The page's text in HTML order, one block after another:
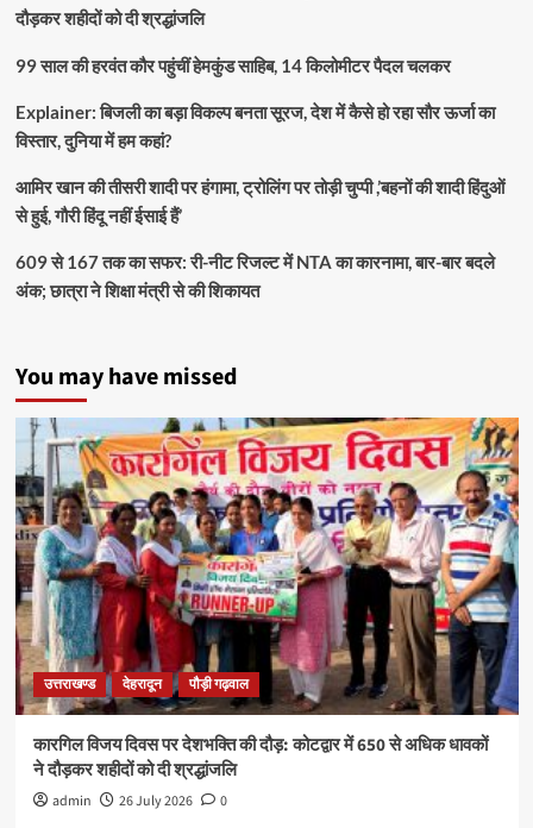
दौड़कर शहीदों को दी श्रद्धांजलि
99 साल की हरवंत कौर पहुंचीं हेमकुंड साहिब, 14 किलोमीटर पैदल चलकर
Explainer: बिजली का बड़ा विकल्प बनता सूरज, देश में कैसे हो रहा सौर ऊर्जा का
विस्तार, दुनिया में हम कहां?
आमिर खान की तीसरी शादी पर हंगामा, ट्रोलिंग पर तोड़ी चुप्पी ,’बहनों की शादी हिंदुओं
से हुई, गौरी हिंदू नहीं ईसाई हैं’
609 से 167 तक का सफर: री-नीट रिजल्ट में NTA का कारनामा, बार-बार बदले
अंक; छात्रा ने शिक्षा मंत्री से की शिकायत
You may have missed
उत्तराखण्ड देहरादून पौड़ी गढ़वाल
कारगिल विजय दिवस पर देशभक्ति की दौड़: कोटद्वार में 650 से अधिक धावकों
ने दौड़कर शहीदों को दी श्रद्धांजलि
admin 26 July 2026 0